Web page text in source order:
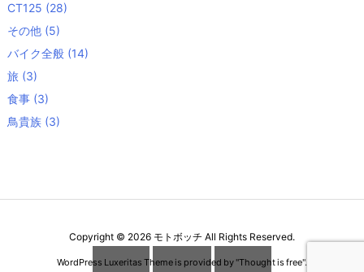
CT125 (28)
その他 (5)
バイク全般 (14)
旅 (3)
食事 (3)
鳥貴族 (3)
Copyright © 2026 モトボッチ All Rights Reserved.
WordPress Luxeritas Theme is provided by "Thought is free".